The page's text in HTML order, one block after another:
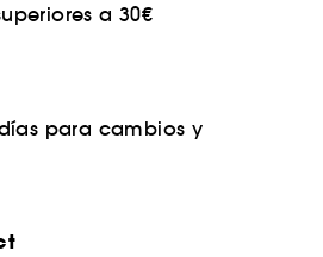
a 30€
para cambios y